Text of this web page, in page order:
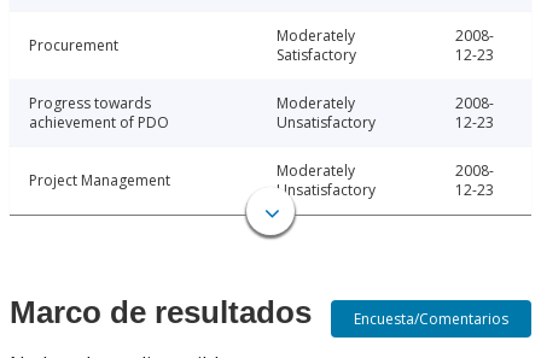
Procurement
Moderately
Satisfactory
2008-
12-23
Progress towards
achievement of PDO
Moderately
Unsatisfactory
2008-
12-23
Project Management
Moderately
Unsatisfactory
2008-
12-23
Marco de resultados Encuesta/Comentarios